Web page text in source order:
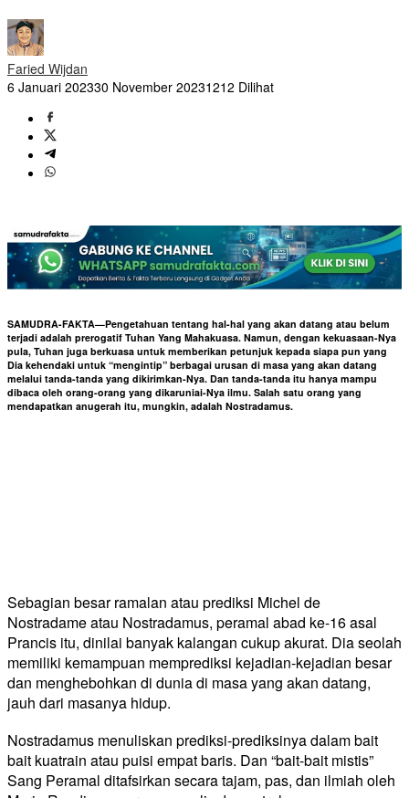
Faried Wijdan
6 Januari 202330 November 20231212 Dilihat
SAMUDRA-FAKTA—Pengetahuan tentang hal-hal yang akan datang atau belum
terjadi adalah prerogatif Tuhan Yang Mahakuasa. Namun, dengan kekuasaan-Nya
pula, Tuhan juga berkuasa untuk memberikan petunjuk kepada siapa pun yang
Dia kehendaki untuk “mengintip” berbagai urusan di masa yang akan datang
melalui tanda-tanda yang dikirimkan-Nya. Dan tanda-tanda itu hanya mampu
dibaca oleh orang-orang yang dikaruniai-Nya ilmu. Salah satu orang yang
mendapatkan anugerah itu, mungkin, adalah Nostradamus.
Sebagian besar ramalan atau prediksi Michel de
Nostradame atau Nostradamus, peramal abad ke-16 asal
Prancis itu, dinilai banyak kalangan cukup akurat. Dia seolah
memiliki kemampuan memprediksi kejadian-kejadian besar
dan menghebohkan di dunia di masa yang akan datang,
jauh dari masanya hidup.
Nostradamus menuliskan prediksi-prediksinya dalam bait
bait kuatrain atau puisi empat baris. Dan “bait-bait mistis”
Sang Peramal ditafsirkan secara tajam, pas, dan ilmiah oleh